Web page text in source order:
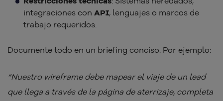
integraciones con API, lenguajes o marcos de
trabajo requeridos.
Documente todo en un briefing conciso. Por ejemplo:
“Nuestro wireframe debe mapear el viaje de un lead
que llega a través de la página de aterrizaje, completa